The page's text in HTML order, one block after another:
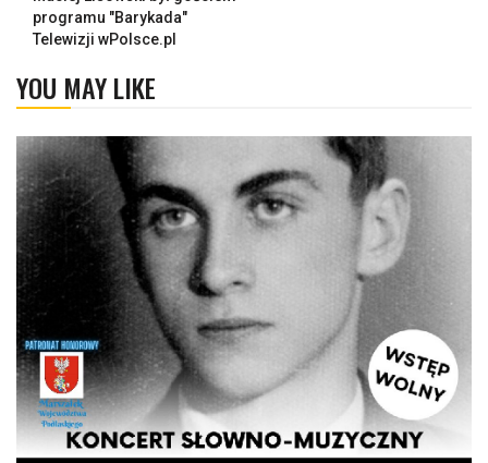
programu "Barykada"
Telewizji wPolsce.pl
YOU MAY LIKE